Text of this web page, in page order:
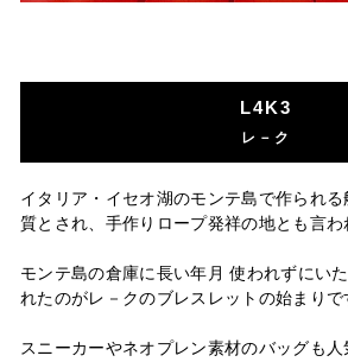
L4K3
レ－ク
イタリア・イセオ湖のモンテ島で作られ
質とされ、手作りロープ発祥の地とも言わ
モンテ島の倉庫に長い年月 使われずにい
れたのがレ－クのブレスレットの始まりで
スニーカーやネオプレン素材のバッグも